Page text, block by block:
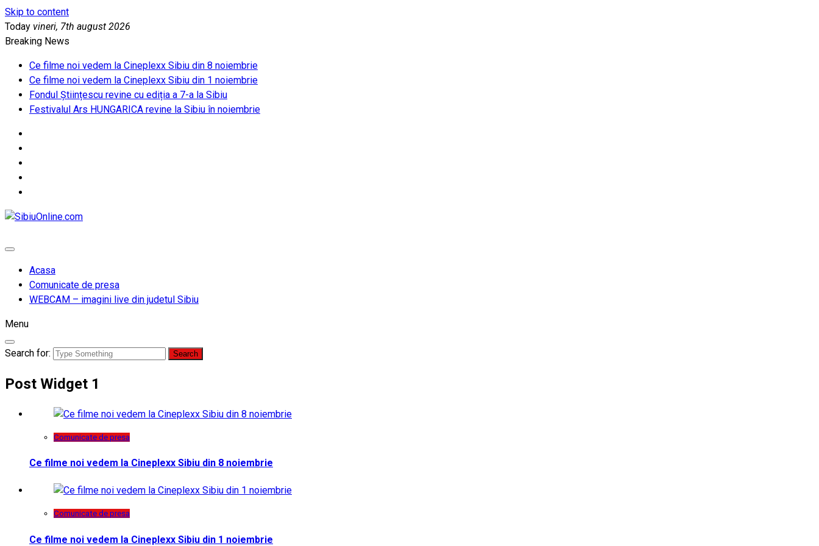
Skip to content
Today vineri, 7th august 2026
Breaking News
Ce filme noi vedem la Cineplexx Sibiu din 8 noiembrie
Ce filme noi vedem la Cineplexx Sibiu din 1 noiembrie
Fondul Științescu revine cu ediția a 7-a la Sibiu
Festivalul Ars HUNGARICA revine la Sibiu în noiembrie
Acasa
Comunicate de presa
WEBCAM – imagini live din judetul Sibiu
Menu
Search for:
Post Widget 1
Comunicate de presa
Ce filme noi vedem la Cineplexx Sibiu din 8 noiembrie
Comunicate de presa
Ce filme noi vedem la Cineplexx Sibiu din 1 noiembrie